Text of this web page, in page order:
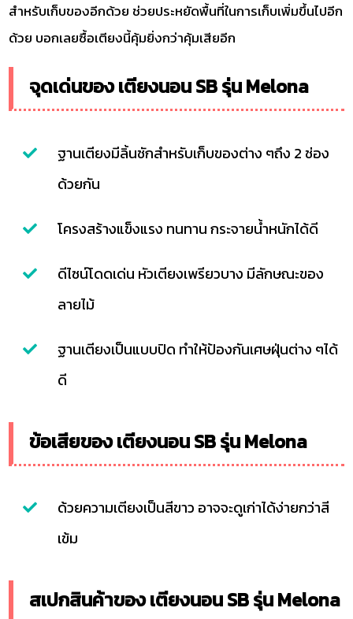
สำหรับเก็บของอีกด้วย ช่วยประหยัดพื้นที่ในการเก็บเพิ่มขึ้นไปอีก
ด้วย บอกเลยซื้อเตียงนี้คุ้มยิ่งกว่าคุ้มเสียอีก
จุดเด่นของ เตียงนอน SB รุ่น Melona
ฐานเตียงมีลิ้นชักสำหรับเก็บของต่าง ๆถึง 2 ช่อง
ด้วยกัน
โครงสร้างแข็งแรง ทนทาน กระจายน้ำหนักได้ดี
ดีไซน์โดดเด่น หัวเตียงเพรียวบาง มีลักษณะของ
ลายไม้
ฐานเตียงเป็นแบบปิด ทำให้ป้องกันเศษฝุ่นต่าง ๆได้
ดี
ข้อเสียของ เตียงนอน SB รุ่น Melona
ด้วยความเตียงเป็นสีขาว อาจจะดูเก่าได้ง่ายกว่าสี
เข้ม
สเปกสินค้าของ เตียงนอน SB รุ่น Melona